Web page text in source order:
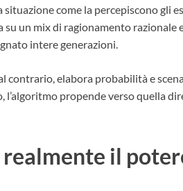
come la percepiscono gli
su un mix di ragionamento
intere generazioni.
contrario, elabora probabilità e
l’algoritmo propende verso quella
il